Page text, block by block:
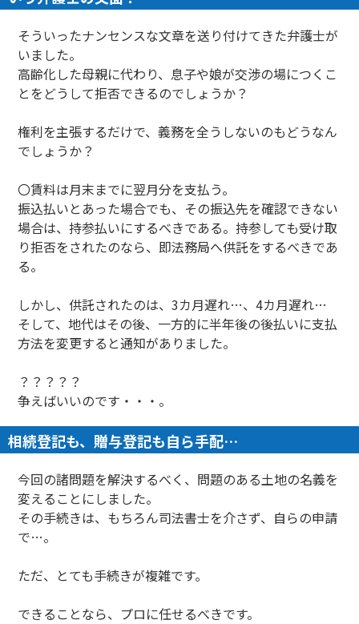
そういったナンセンスな文章を送り付けてきた弁護士が
いました。
高齢化した母親に代わり、息子や娘が交渉の場につくこ
とをどうして拒否できるのでしょうか？
権利を主張するだけで、義務を全うしないのもどうなん
でしょうか？
〇賃料は月末までに翌月分を支払う。
振込払いとあった場合でも、その振込先を確認できない
場合は、持参払いにするべきである。持参しても受け取
り拒否をされたのなら、即法務局へ供託をするべきであ
る。
しかし、供託されたのは、3カ月遅れ…、4カ月遅れ…
そして、地代はその後、一方的に半年後の後払いに支払
方法を変更すると通知がありました。
？？？？？
争えばいいのです・・・。
相続登記も、贈与登記も自ら手配…
今回の諸問題を解決するべく、問題のある土地の名義を
変えることにしました。
その手続きは、もちろん司法書士を介さず、自らの申請
で…。
ただ、とても手続きが複雑です。
できることなら、プロに任せるべきです。